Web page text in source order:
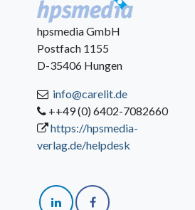
hpsmedia GmbH
Postfach 1155
D-35406 Hungen
info@carelit.de
++49 (0) 6402-7082660
https://hpsmedia-
verlag.de/helpdesk